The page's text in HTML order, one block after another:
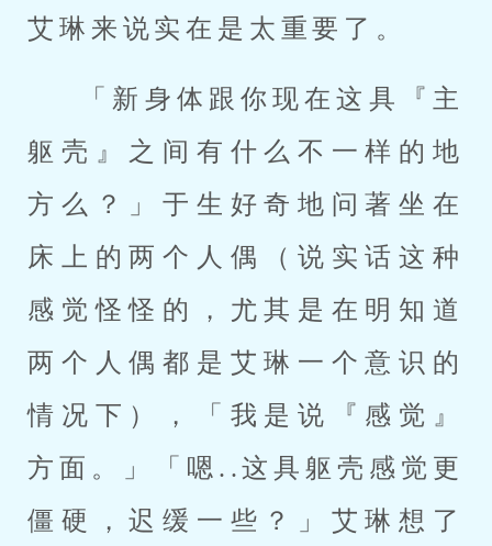
艾琳来说实在是太重要了。
「新身体跟你现在这具『主
躯壳』之间有什么不一样的地
方么？」于生好奇地问著坐在
床上的两个人偶（说实话这种
感觉怪怪的，尤其是在明知道
两个人偶都是艾琳一个意识的
情况下），「我是说『感觉』
方面。」「嗯..这具躯壳感觉更
僵硬，迟缓一些？」艾琳想了